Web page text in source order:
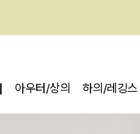
아우터/상의 하의/레깅스